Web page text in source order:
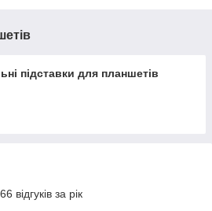
підставки для планшетів
відгуків за рік